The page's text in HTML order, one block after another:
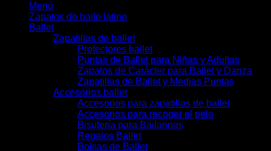
Menú
Zapatos de baile latino
Ballet
Zapatillas de ballet
Protectores ballet
Puntas de Ballet para Niñas y Adultas
Zapatos de Carácter para Ballet y Danza
Zapatillas de Ballet y Medias Puntas
Accesorios ballet
Accesorios para zapatillas de ballet
Accesorios para recoger el pelo
Bisutería para Bailarinas
Regalos Ballet
Bolsas de Ballet